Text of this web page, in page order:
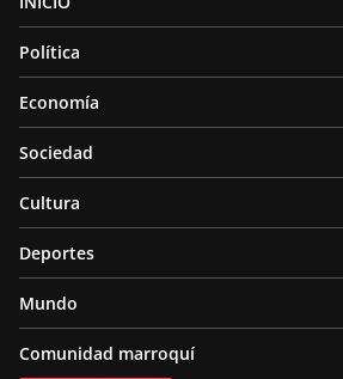
Política
Economía
Sociedad
Cultura
Deportes
Mundo
Comunidad marroquí